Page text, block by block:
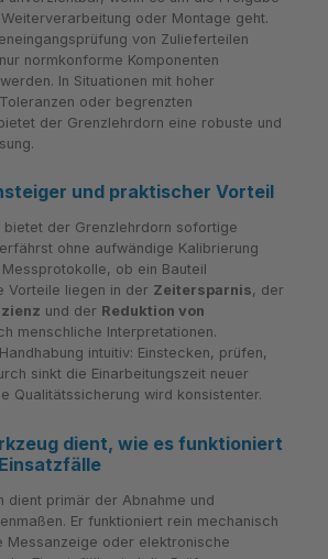
oder Montage geht.
von Zulieferteilen
normkonforme Komponenten
In Situationen mit hoher
oder begrenzten
der Grenzlehrdorn eine robuste und
und praktischer Vorteil
bietet der Grenzlehrdorn sofortige
ohne aufwändige Kalibrierung
ob ein Bauteil
Vorteile liegen in der Zeitersparnis, der
und der Reduktion von
menschliche Interpretationen.
intuitiv: Einstecken, prüfen,
sinkt die Einarbeitungszeit neuer
Qualitätssicherung wird konsistenter.
dient, wie es funktioniert
dient primär der Abnahme und
Er funktioniert rein mechanisch
Messanzeige oder elektronische